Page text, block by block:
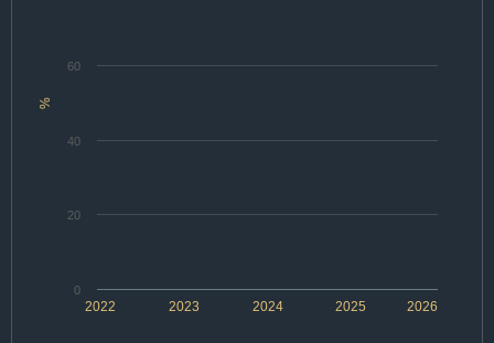
%
2022 2024 2026
2023 2025
0
20
40
60